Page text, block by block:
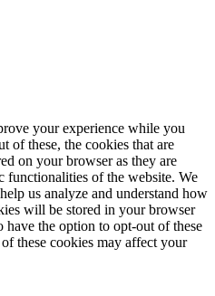
your experience while you
of these, the cookies that are
on your browser as they are
functionalities of the website. We
us analyze and understand how
will be stored in your browser
the option to opt-out of these
these cookies may affect your